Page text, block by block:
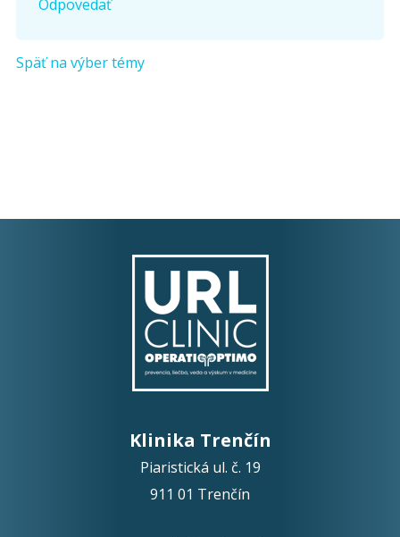
Odpovedať
Späť na výber témy
Klinika Trenčín
Piaristická ul. č. 19
911 01 Trenčín